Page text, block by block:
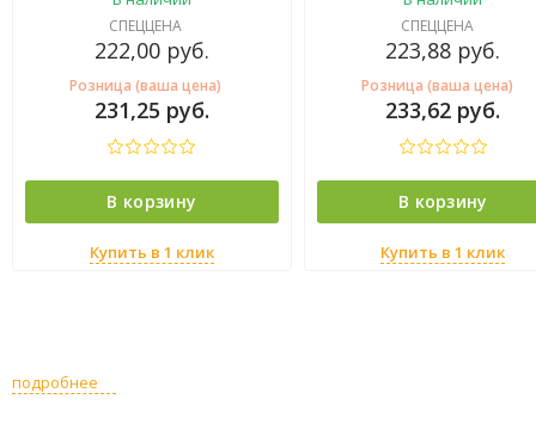
СПЕЦЦЕНА
222,00 руб.
Розница (ваша цена)
231,25 руб.
В корзину
Купить в 1 клик
СПЕЦЦЕНА
223,88 руб.
Розница (ваша цена)
233,62 руб.
В корзину
Купить в 1 клик
подробнее